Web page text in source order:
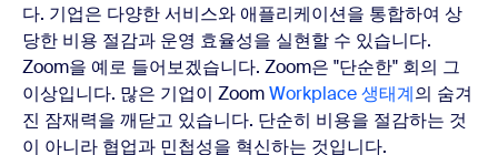
다. 기업은 다양한 서비스와 애플리케이션을 통합하여 상
당한 비용 절감과 운영 효율성을 실현할 수 있습니다.
Zoom을 예로 들어보겠습니다. Zoom은 "단순한" 회의 그
이상입니다. 많은 기업이 ZoomWorkplace 생태계의 숨겨
진 잠재력을 깨닫고 있습니다. 단순히 비용을 절감하는 것
이 아니라 협업과 민첩성을 혁신하는 것입니다.